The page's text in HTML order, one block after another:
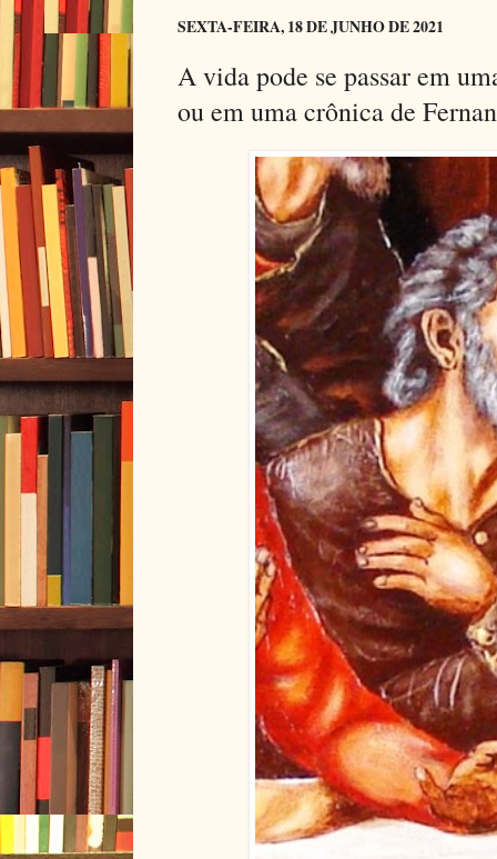
SEXTA-FEIRA, 18 DE JUNHO DE 2021
A vida pode se passar em
ou em uma crônica de